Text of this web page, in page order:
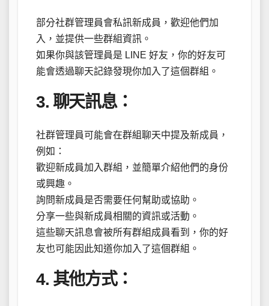
部分社群管理員會私訊新成員，歡迎他們加
入，並提供一些群組資訊。
如果你與該管理員是 LINE 好友，你的好友可
能會透過聊天記錄發現你加入了這個群組。
3. 聊天訊息：
社群管理員可能會在群組聊天中提及新成員，
例如：
歡迎新成員加入群組，並簡單介紹他們的身份
或興趣。
詢問新成員是否需要任何幫助或協助。
分享一些與新成員相關的資訊或活動。
這些聊天訊息會被所有群組成員看到，你的好
友也可能因此知道你加入了這個群組。
4. 其他方式：